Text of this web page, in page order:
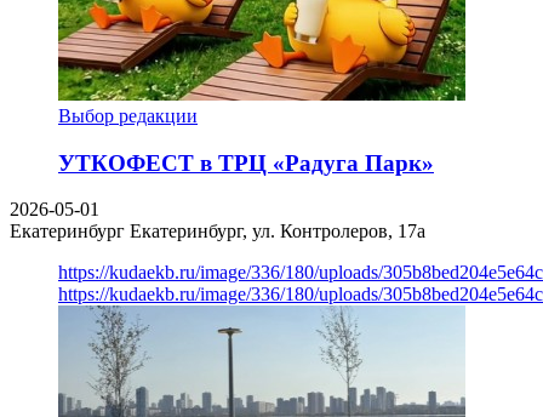
Выбор редакции
УТКОФЕСТ в ТРЦ «Радуга Парк»
2026-05-01
Екатеринбург Екатеринбург, ул. Контролеров, 17а
https://kudaekb.ru/image/336/180/uploads/
https://kudaekb.ru/image/336/180/uploads/